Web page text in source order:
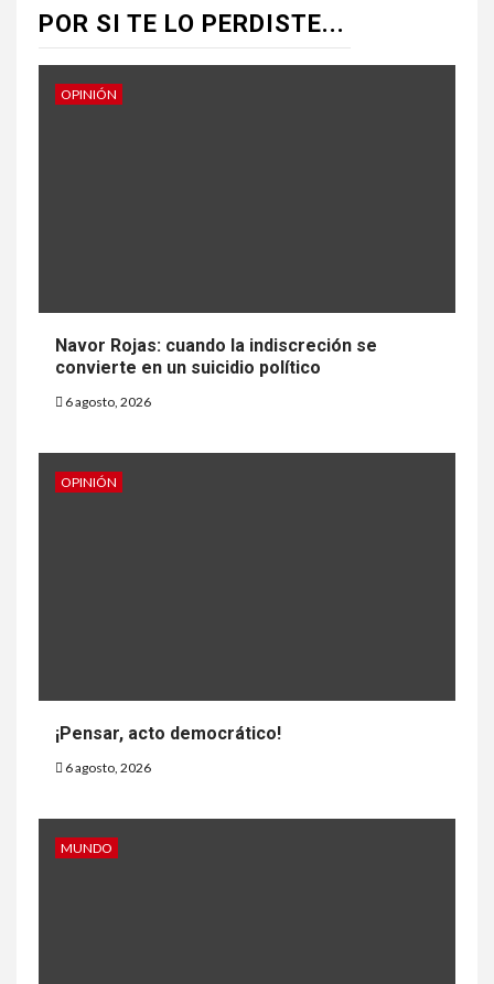
POR SI TE LO PERDISTE...
OPINIÓN
Navor Rojas: cuando la indiscreción se
convierte en un suicidio político
6 agosto, 2026
OPINIÓN
¡Pensar, acto democrático!
6 agosto, 2026
MUNDO